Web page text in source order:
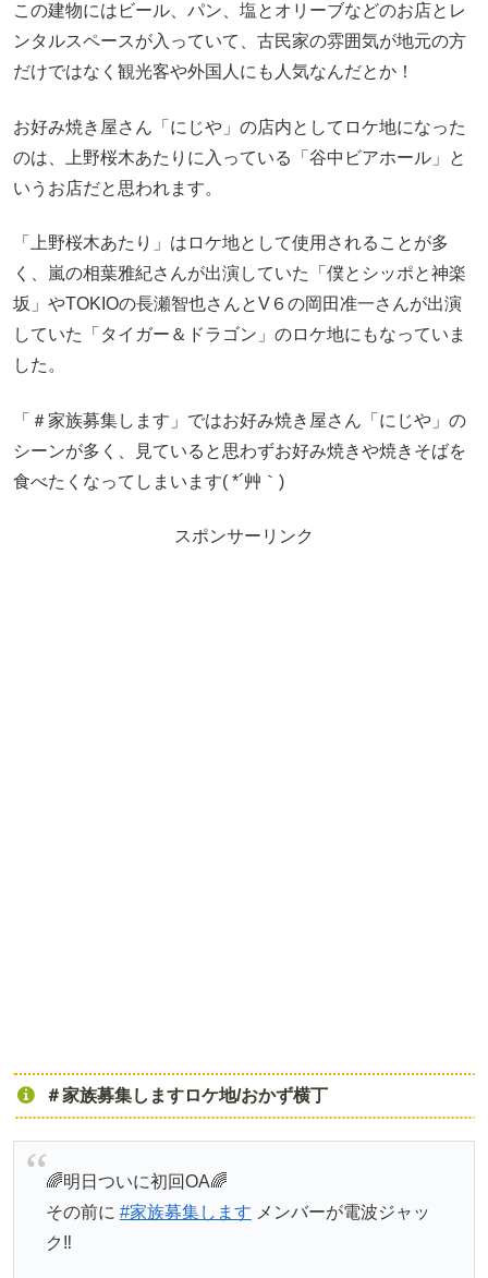
この建物にはビール、パン、塩とオリーブなどのお店とレ
ンタルスペースが入っていて、古民家の雰囲気が地元の方
だけではなく観光客や外国人にも人気なんだとか！
お好み焼き屋さん「にじや」の店内としてロケ地になった
のは、上野桜木あたりに入っている「谷中ビアホール」と
いうお店だと思われます。
「上野桜木あたり」はロケ地として使用されることが多
く、嵐の相葉雅紀さんが出演していた「僕とシッポと神楽
坂」やTOKIOの長瀬智也さんとV６の岡田准一さんが出演
していた「タイガー＆ドラゴン」のロケ地にもなっていま
した。
「＃家族募集します」ではお好み焼き屋さん「にじや」の
シーンが多く、見ていると思わずお好み焼きや焼きそばを
食べたくなってしまいます( *´艸｀)
スポンサーリンク
＃家族募集しますロケ地/おかず横丁
🌈明日ついに初回OA🌈
その前に #家族募集します メンバーが電波ジャッ
ク‼︎